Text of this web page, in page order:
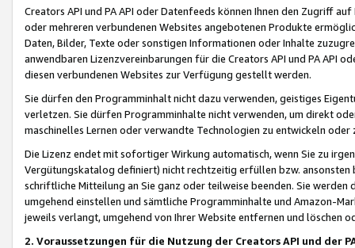
Creators API und PA API oder Datenfeeds können Ihnen den Zugriff
oder mehreren verbundenen Websites angebotenen Produkte
Daten, Bilder, Texte oder sonstigen Informationen oder Inhalte
anwendbaren Lizenzvereinbarungen für die Creators API und PA API
diesen verbundenen Websites zur Verfügung gestellt werden.
Sie dürfen den Programminhalt nicht dazu verwenden, geistiges
verletzen. Sie dürfen Programminhalte nicht verwenden, um direkt
maschinelles Lernen oder verwandte Technologien zu entwickeln
Die Lizenz endet mit sofortiger Wirkung automatisch, wenn Sie zu
Vergütungskatalog definiert) nicht rechtzeitig erfüllen bzw. ansonsten
schriftliche Mitteilung an Sie ganz oder teilweise beenden. Sie werden
umgehend einstellen und sämtliche Programminhalte und Amazon-
jeweils verlangt, umgehend von Ihrer Website entfernen und löschen
2. Voraussetzungen für die Nutzung der Creators API und der